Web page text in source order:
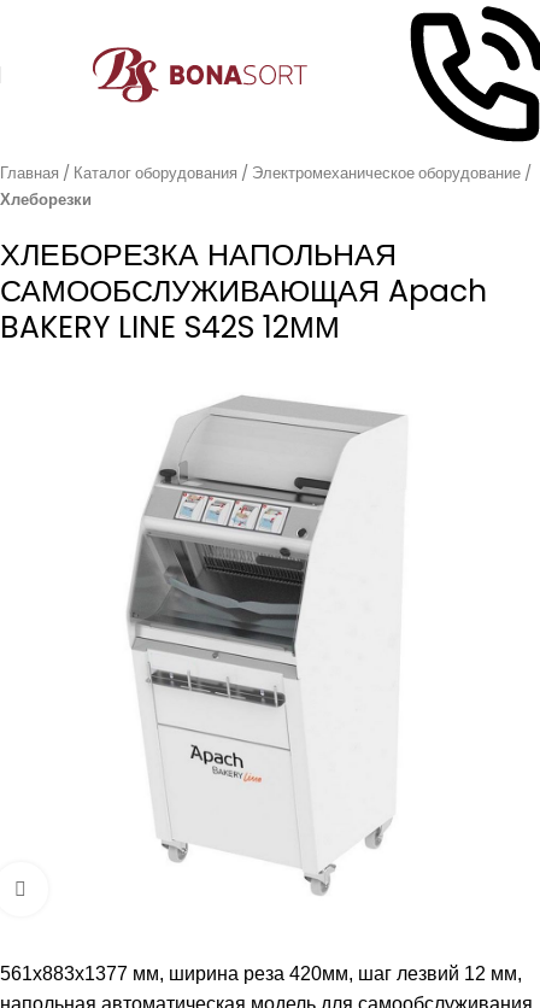
Главная Каталог оборудования
Электромеханическое оборудование
Хлеборезки
ХЛЕБОРЕЗКА НАПОЛЬНАЯ
САМООБСЛУЖИВАЮЩАЯ Apach
BAKERY LINE S42S 12ММ
561х883х1377 мм, ширина реза 420мм, шаг лезвий 12 мм,
напольная автоматическая модель для самообслуживания